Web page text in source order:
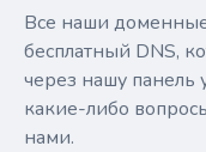
Все наши
бесплатный DNS,
через нашу панель
какие-либо
нами.